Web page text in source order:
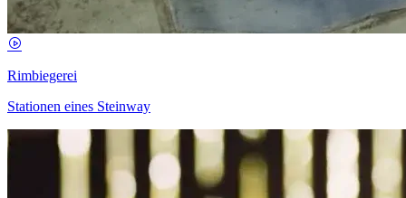
Rimbiegerei
Stationen eines Steinway